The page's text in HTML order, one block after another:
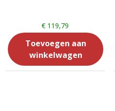
€ 119,79
Toevoegen aan
winkelwagen